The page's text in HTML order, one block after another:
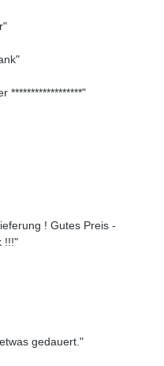
******************"
! Gutes Preis -
!!!"
gedauert."